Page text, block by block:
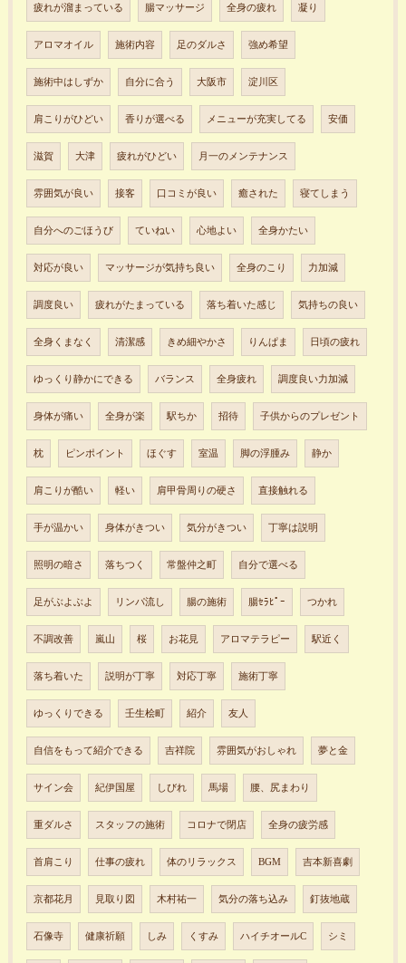
疲れが溜まっている 腸マッサージ 全身の疲れ 凝り
アロマオイル 施術内容 足のダルさ 強め希望
施術中はしずか 自分に合う 大阪市 淀川区
肩こりがひどい 香りが選べる メニューが充実してる 安価
滋賀 大津 疲れがひどい 月一のメンテナンス
雰囲気が良い 接客 口コミが良い 癒された 寝てしまう
自分へのごほうび ていねい 心地よい 全身かたい
対応が良い マッサージが気持ち良い 全身のこり 力加減
調度良い 疲れがたまっている 落ち着いた感じ 気持ちの良い
全身くまなく 清潔感 きめ細やかさ りんぱま 日頃の疲れ
ゆっくり静かにできる バランス 全身疲れ 調度良い力加減
身体が痛い 全身が楽 駅ちか 招待 子供からのプレゼント
枕 ピンポイント ほぐす 室温 脚の浮腫み 静か
肩こりが酷い 軽い 肩甲骨周りの硬さ 直接触れる
手が温かい 身体がきつい 気分がきつい 丁寧は説明
照明の暗さ 落ちつく 常盤仲之町 自分で選べる
足がぶよぶよ リンパ流し 腸の施術 腸ｾﾗﾋﾟｰ つかれ
不調改善 嵐山 桜 お花見 アロマテラピー 駅近く
落ち着いた 説明が丁寧 対応丁寧 施術丁寧
ゆっくりできる 壬生桧町 紹介 友人
自信をもって紹介できる 吉祥院 雰囲気がおしゃれ 夢と金
サイン会 紀伊国屋 しびれ 馬場 腰、尻まわり
重ダルさ スタッフの施術 コロナで閉店 全身の疲労感
首肩こり 仕事の疲れ 体のリラックス BGM 吉本新喜劇
京都花月 見取り図 木村祐一 気分の落ち込み 釘抜地蔵
石像寺 健康祈願 しみ くすみ ハイチオールC シミ